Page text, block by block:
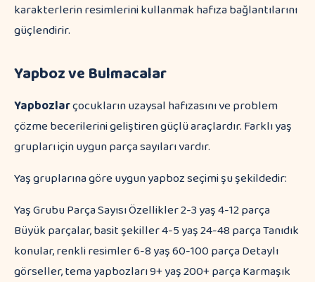
karakterlerin resimlerini kullanmak hafıza bağlantılarını
güçlendirir.
Yapboz ve Bulmacalar
Yapbozlarçocukların uzaysal hafızasını ve problem
çözme becerilerini geliştiren güçlü araçlardır. Farklı yaş
grupları için uygun parça sayıları vardır.
Yaş gruplarına göre uygun yapboz seçimi şu şekildedir:
Yaş Grubu Parça Sayısı Özellikler 2-3 yaş 4-12 parça
Büyük parçalar, basit şekiller 4-5 yaş 24-48 parça Tanıdık
konular, renkli resimler 6-8 yaş 60-100 parça Detaylı
görseller, tema yapbozları 9+ yaş 200+ parça Karmaşık